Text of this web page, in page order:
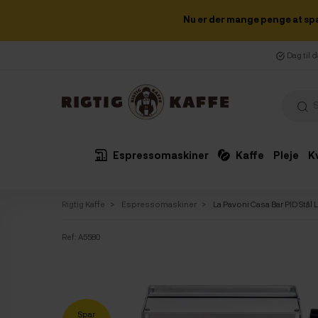
Nu er der mange penge at
Dag til
Espressomaskiner Kaffe Pleje
Rigtig Kaffe Espressomaskiner La Pavoni Casa Bar PID
Ref: A5580
Spar